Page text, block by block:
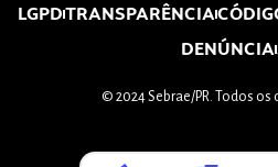
LGPDTRANSPARÊNCIA
DENÚNCIA
© 2024 Sebrae/PR. Todos